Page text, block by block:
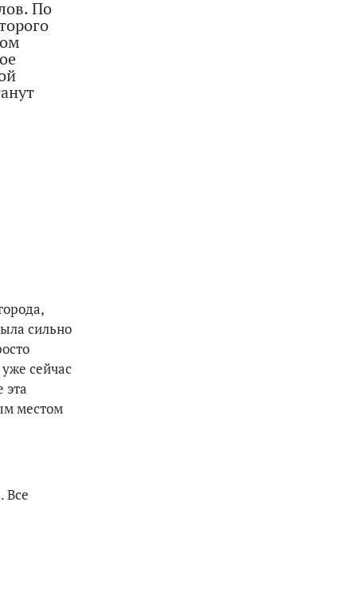
По
сильно
сейчас
эта
местом
Все